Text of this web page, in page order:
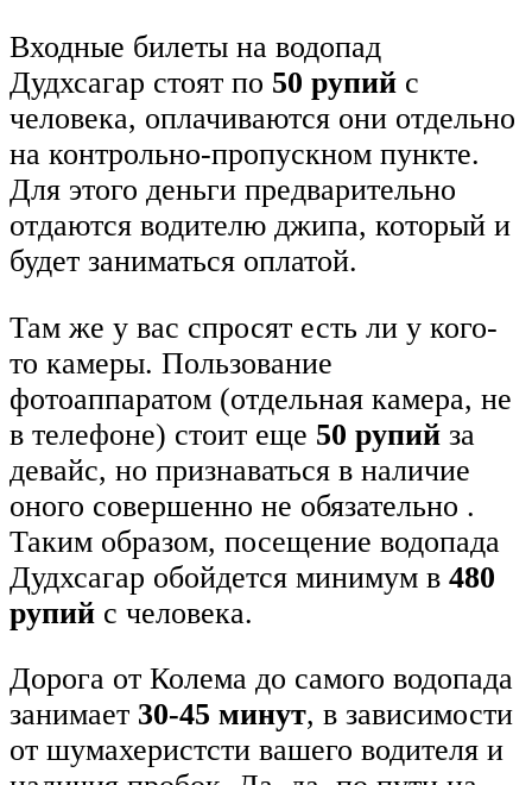
Входные билеты на водопад
Дудхсагар стоят по 50 рупий с
человека, оплачиваются они отдельно
на контрольно-пропускном пункте.
Для этого деньги предварительно
отдаются водителю джипа, который и
будет заниматься оплатой.
Там же у вас спросят есть ли у кого-
то камеры. Пользование
фотоаппаратом (отдельная камера, не
в телефоне) стоит еще 50 рупий за
девайс, но признаваться в наличие
оного совершенно не обязательно .
Таким образом, посещение водопада
Дудхсагар обойдется минимум в 480
рупий с человека.
Дорога от Колема до самого водопада
занимает 30-45 минут, в зависимости
от шумахеристсти вашего водителя и